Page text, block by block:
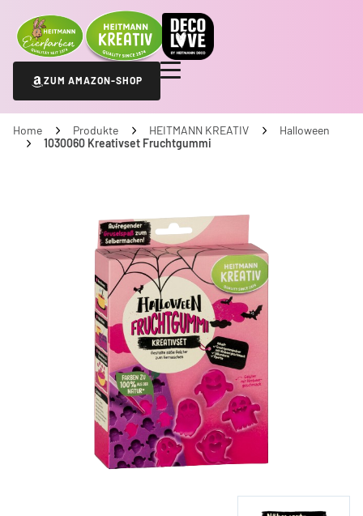
ZUM AMAZON-SHOP
Home Produkte HEITMANN KREATIV
Halloween
1030060 Kreativset Fruchtgummi